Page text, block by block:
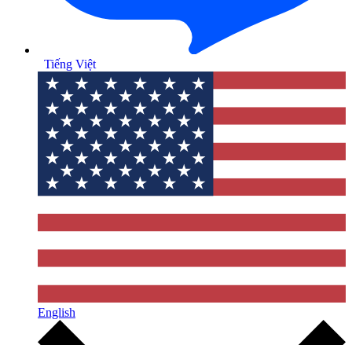
Tiếng Việt
English